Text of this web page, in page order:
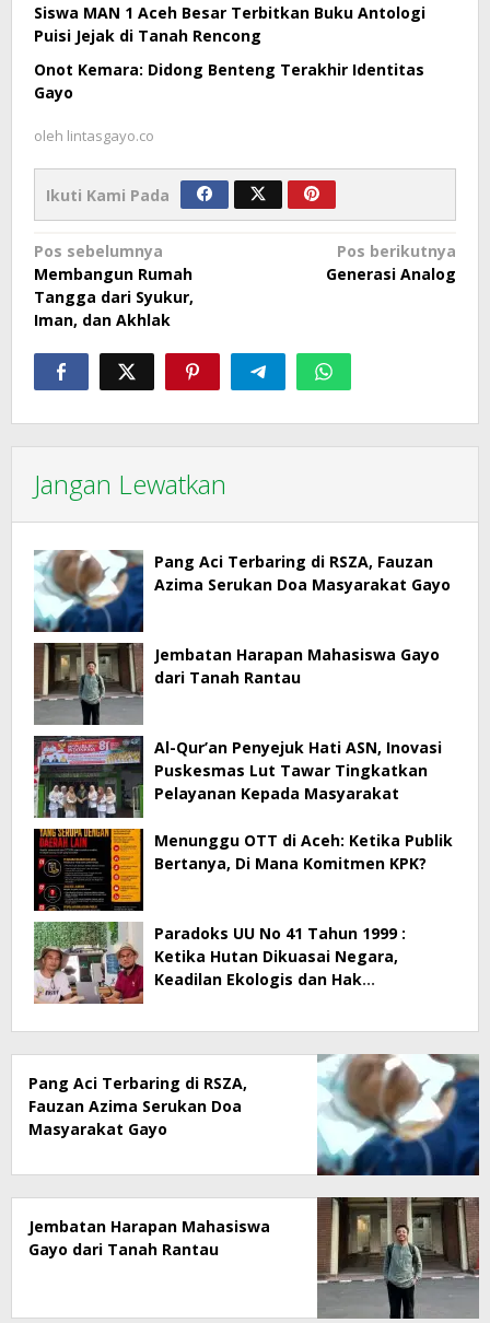
Siswa MAN 1 Aceh Besar Terbitkan Buku Antologi
Puisi Jejak di Tanah Rencong
Onot Kemara: Didong Benteng Terakhir Identitas
Gayo
oleh lintasgayo.co
Ikuti Kami Pada
Navigasi
pos
Pos sebelumnya
Membangun Rumah
Tangga dari Syukur,
Iman, dan Akhlak
Pos berikutnya
Generasi Analog
Jangan Lewatkan
Pang Aci Terbaring di RSZA, Fauzan
Azima Serukan Doa Masyarakat Gayo
Jembatan Harapan Mahasiswa Gayo
dari Tanah Rantau
Al-Qur’an Penyejuk Hati ASN, Inovasi
Puskesmas Lut Tawar Tingkatkan
Pelayanan Kepada Masyarakat
Menunggu OTT di Aceh: Ketika Publik
Bertanya, Di Mana Komitmen KPK?
Paradoks UU No 41 Tahun 1999 :
Ketika Hutan Dikuasai Negara,
Keadilan Ekologis dan Hak
Pang Aci Terbaring di RSZA,
Fauzan Azima Serukan Doa
Masyarakat Gayo
Jembatan Harapan Mahasiswa
Gayo dari Tanah Rantau